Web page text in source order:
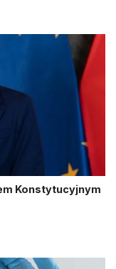
Konstytucyjnym